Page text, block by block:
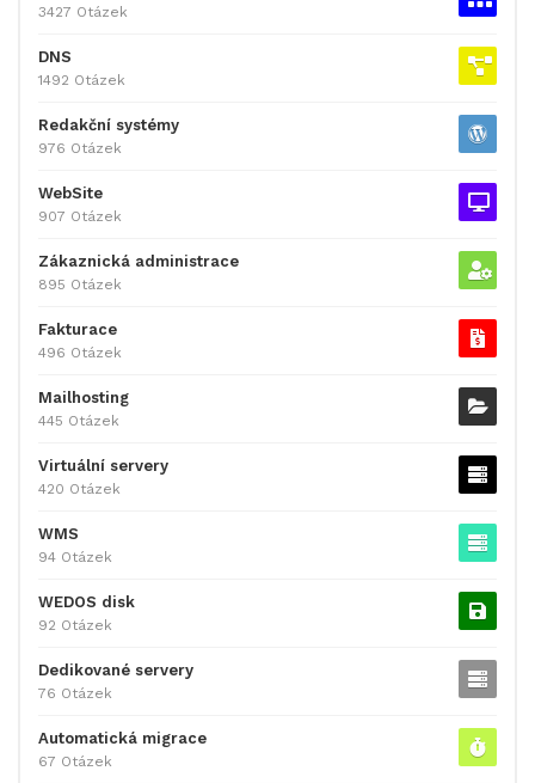
3427 Otázek
DNS
1492 Otázek
Redakční systémy
976 Otázek
WebSite
907 Otázek
Zákaznická administrace
895 Otázek
Fakturace
496 Otázek
Mailhosting
445 Otázek
Virtuální servery
420 Otázek
WMS
94 Otázek
WEDOS disk
92 Otázek
Dedikované servery
76 Otázek
Automatická migrace
67 Otázek